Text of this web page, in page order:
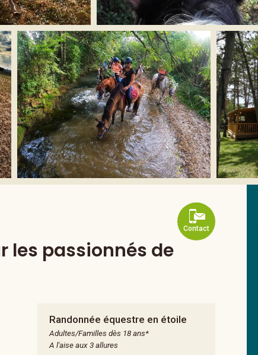
Contact
les passionnés de
Randonnée équestre en étoile
Adultes/Familles dès 18 ans*
A l'aise aux 3 allures